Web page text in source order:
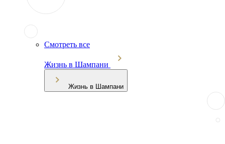
Смотреть все
Жизнь в Шампани
Жизнь в Шампани